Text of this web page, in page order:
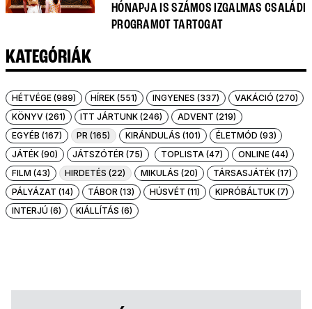
HÓNAPJA IS SZÁMOS IZGALMAS CSALÁDI
PROGRAMOT TARTOGAT
KATEGÓRIÁK
HÉTVÉGE (989) HÍREK (551) INGYENES (337)
VAKÁCIÓ (270)
KÖNYV (261)
ITT JÁRTUNK (246)
ADVENT (219)
EGYÉB (167)
PR (165) KIRÁNDULÁS (101)
ÉLETMÓD (93)
JÁTÉK (90)
JÁTSZÓTÉR (75) TOPLISTA (47)
ONLINE (44)
FILM (43)
HIRDETÉS (22) MIKULÁS (20)
TÁRSASJÁTÉK (17)
PÁLYÁZAT (14)
TÁBOR (13) HÚSVÉT (11)
KIPRÓBÁLTUK (7)
INTERJÚ (6)
KIÁLLÍTÁS (6)